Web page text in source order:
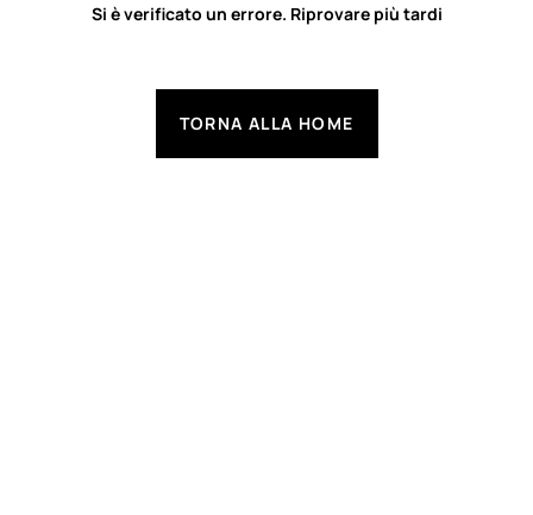
Si è verificato un errore. Riprovare più tardi
TORNA ALLA HOME